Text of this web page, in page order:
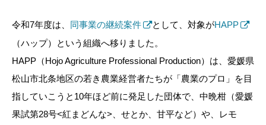
令和7年度は、 同事業の継続案件 として、対象がHAPP
（ハップ）という組織へ移りました。
HAPP（Hojo Agriculture Professional Production）は、愛媛県
松山市北条地区の若き農業経営者たちが「農業のプロ」を目
指していこうと10年ほど前に発足した団体で、中晩柑（愛媛
果試第28号<紅まどんな>、せとか、甘平など）や、レモ